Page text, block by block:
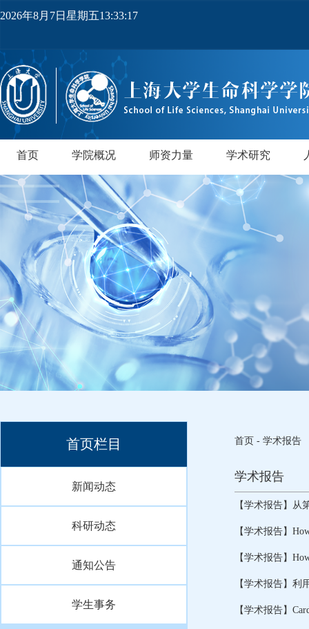
2026年8月7日星期五13:33:17
首页 学院概况
学院简介
党政领导
机构设置 实验中心
师资力量
领军人才 领军人才
教师队伍 正高级
副高级
中级
博士后
行业导师
学术研究
PI实验室
首页栏目
新闻动态
科研动态
通知公告
学生事务
首页 - 学术报告
学术报告
【学术报告】
【学术报告】
【学术报告】
【学术报告】利
【学术报告】